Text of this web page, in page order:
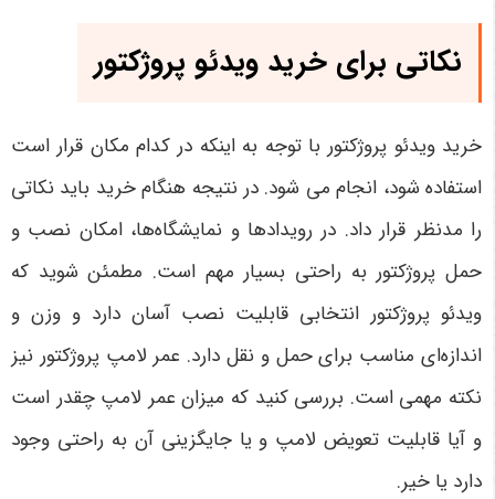
نکاتی برای خرید ویدئو پروژکتور
خرید ویدئو پروژکتور با توجه به اینکه در کدام مکان قرار است
استفاده شود، انجام می شود. در نتیجه هنگام خرید باید نکاتی
را مدنظر قرار داد. در رویدادها و نمایشگاه‌ها، امکان نصب و
حمل پروژکتور به راحتی بسیار مهم است. مطمئن شوید که
ویدئو پروژکتور انتخابی قابلیت نصب آسان دارد و وزن و
اندازه‌ای مناسب برای حمل و نقل دارد. عمر لامپ پروژکتور نیز
نکته مهمی است. بررسی کنید که میزان عمر لامپ چقدر است
و آیا قابلیت تعویض لامپ و یا جایگزینی آن به راحتی وجود
دارد یا خیر.